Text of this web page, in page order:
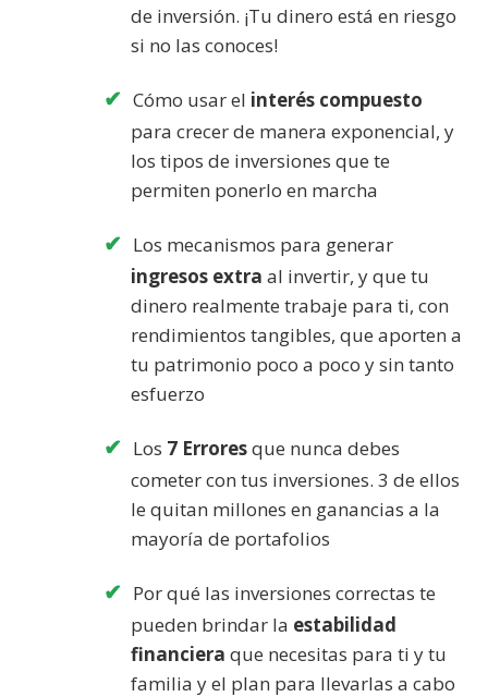
de inversión. ¡Tu dinero está en riesgo
si no las conoces!
Cómo usar el interés compuesto
para crecer de manera exponencial, y
los tipos de inversiones que te
permiten ponerlo en marcha
Los mecanismos para generar
ingresos extra al invertir, y que tu
dinero realmente trabaje para ti, con
rendimientos tangibles, que aporten a
tu patrimonio poco a poco y sin tanto
esfuerzo
Los 7 Erroresque nunca debes
cometer con tus inversiones. 3 de ellos
le quitan millones en ganancias a la
mayoría de portafolios
Por qué las inversiones correctas te
pueden brindar la estabilidad
financiera que necesitas para ti y tu
familia y el plan para llevarlas a cabo